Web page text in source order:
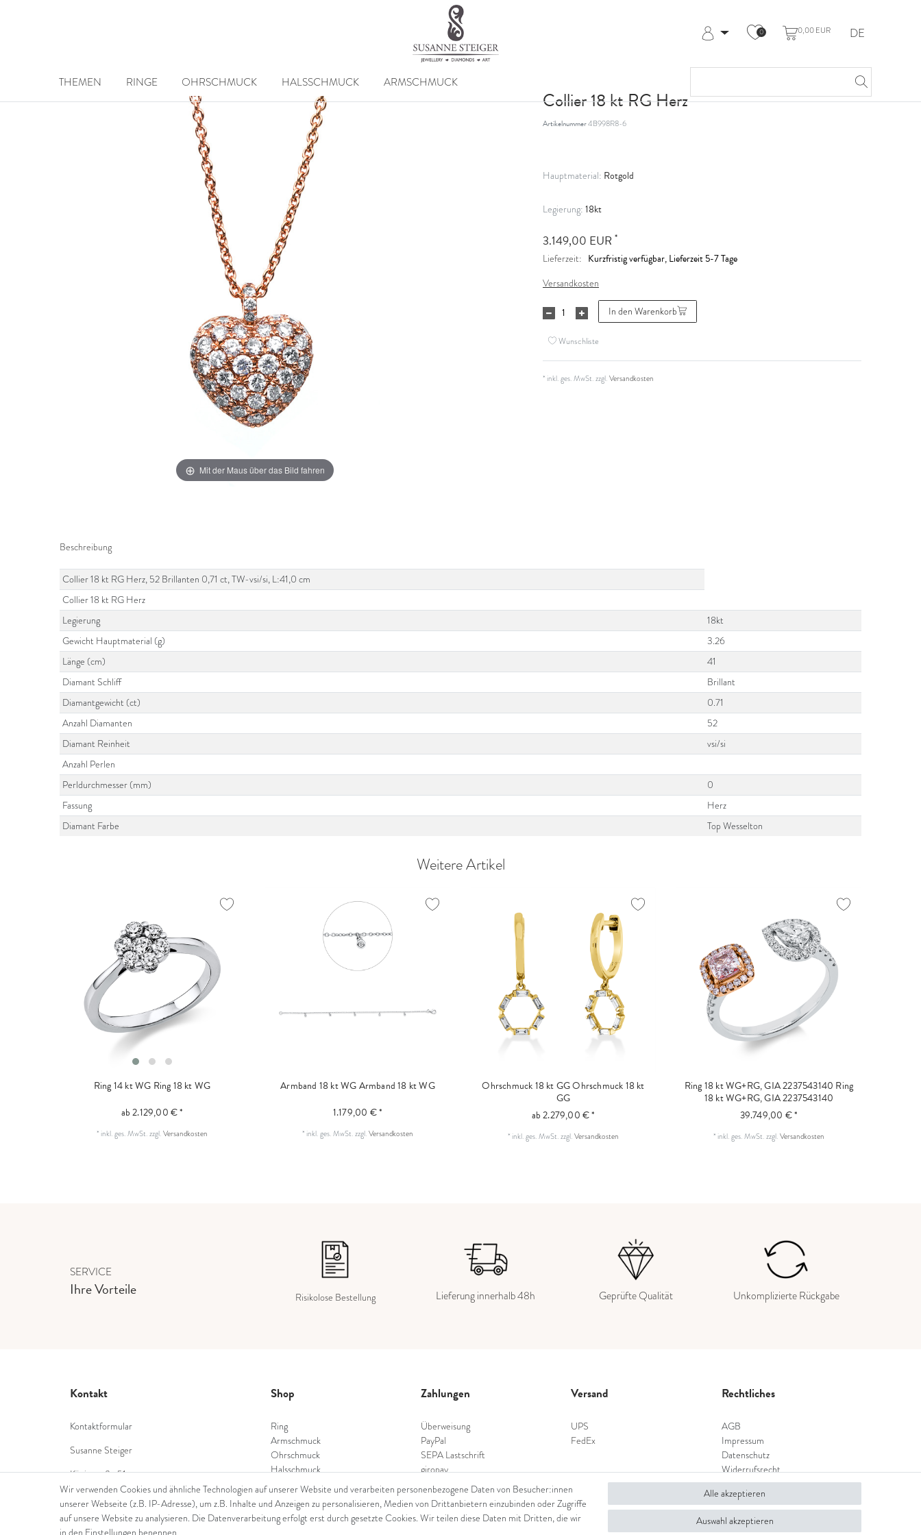
Registrieren
Hilfe & Kontakt
0 0,00 EUR DE
THEMEN RINGE OHRSCHMUCK HALSSCHMUCK ARMSCHMUCK
Mit der Maus über das Bild fahren
Collier 18 kt RG Herz
Artikelnummer4B998R8-6
Hauptmaterial: Rotgold
Legierung: 18kt
3.149,00 EUR *
Lieferzeit: Kurzfristig verfügbar, Lieferzeit 5-7 Tage
Versandkosten
In den Warenkorb
Wunschliste
* inkl. ges. MwSt. zzgl.Versandkosten
Beschreibung
Collier 18 kt RG Herz, 52 Brillanten 0,71 ct, TW-vsi/si, L:41,0 cm
Collier 18 kt RG Herz
Legierung
18kt
Gewicht Hauptmaterial (g)
3.26
Länge (cm)
41
Diamant Schliff
Brillant
Diamantgewicht (ct)
0.71
Anzahl Diamanten
52
Diamant Reinheit
vsi/si
Anzahl Perlen
Perldurchmesser (mm)
0
Fassung
Herz
Diamant Farbe
Top Wesselton
Weitere Artikel
Ring 14 kt WG Ring 18 kt WG
ab 2.129,00 € *
* inkl. ges. MwSt.zzgl.Versandkosten
Armband 18 kt WGArmband 18 kt WG
1.179,00 € *
* inkl. ges. MwSt.zzgl.Versandkosten
Ohrschmuck 18 kt GGOhrschmuck 18 kt
GG
ab 2.279,00 € *
* inkl. ges. MwSt.zzgl.Versandkosten
Ring 18 kt WG+RG, GIA 2237543140 Ring
18 kt WG+RG, GIA 2237543140
39.749,00 € *
* inkl. ges. MwSt.zzgl.Versandkosten
SERVICE
Ihre Vorteile Risikolose Bestellung Lieferung innerhalb 48h Geprüfte Qualität Unkomplizierte Rückgabe
Kontakt
Kontaktformular
Susanne Steiger
Königstraße 51
53332 Bornheim
Tel.: 022229397468
Shop
Ring
Armschmuck
Ohrschmuck
Halsschmuck
Diamantschmuck
Farbsteinschmuck
Perlenschmuck
Zahlungen
Überweisung
PayPal
SEPA Lastschrift
giropay
Kreditkarte
Versand
UPS
FedEx
Rechtliches
AGB
Impressum
Datenschutz
Widerrufsrecht
Widerrufsformular
Wir verwenden Cookies und ähnliche Technologien auf unserer Website und verarbeiten personenbezogene Daten von Besucher:innen
unserer Webseite (z.B. IP-Adresse), um z.B. Inhalte und Anzeigen zu personalisieren, Medien von Drittanbietern einzubinden oder Zugriffe
auf unsere Website zu analysieren. Die Datenverarbeitung erfolgt erst durch gesetzte Cookies. Wir teilen diese Daten mit Dritten, die wir
Alle akzeptieren
Auswahl akzeptieren